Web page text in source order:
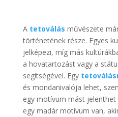
A tetoválás művészete
történetének része. Egyes
jelképezi, míg más
a hovatartozást vagy a
segítségével. Egy
és mondanivalója lehet,
egy motívum mást jelenthet
egy madár motívum van,